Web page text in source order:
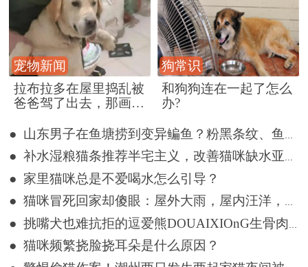
宠物新闻
拉布拉多在屋里捣乱被
爸爸驾了出去，那画面
狗常识
和狗狗连在一起了怎么
办?
● 山东男子在鱼塘捞到变异鳊鱼？粉黑条纹、鱼体三角形，网友：很刑
● 补水湿粮猫条推荐半宅主义，改善猫咪缺水亚健康
● 家里猫咪总是不爱喝水怎么引导？
● 猫咪冒死回家却傻眼：屋外大雨，屋内汪洋，网友：不回也罢
● 挑嘴犬也难抗拒的逗爱熊DOUAIXIOnG生骨肉烘焙粮，泪痕软便改善确实看得见
● 猫咪频繁挠脸挠耳朵是什么原因？